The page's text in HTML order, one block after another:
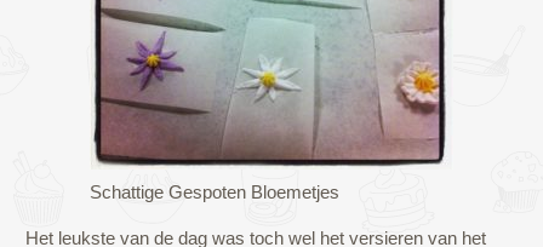
Schattige Gespoten Bloemetjes
Het leukste van de dag was toch wel het versieren van het